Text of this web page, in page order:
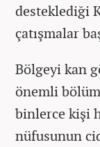
desteklediği
çatışmalar
Bölgeyi kan
önemli
binlerce kişi
nüfusunun